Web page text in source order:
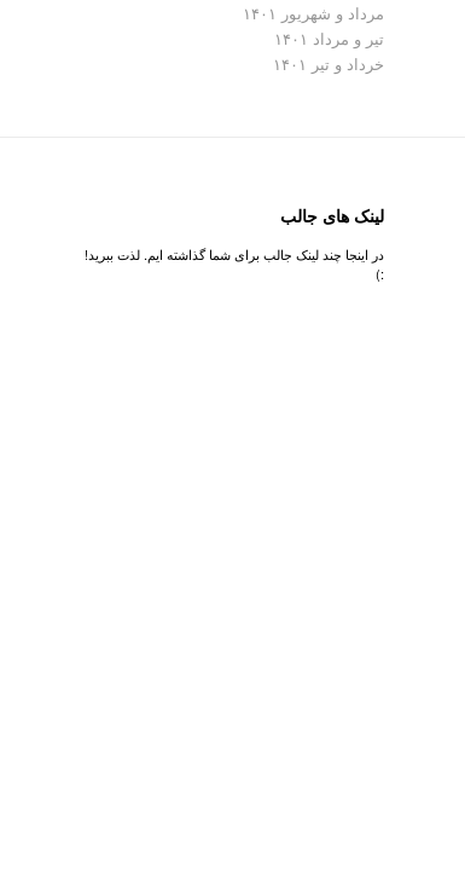
مرداد و شهریور ۱۴۰۱
تیر و مرداد ۱۴۰۱
خرداد و تیر ۱۴۰۱
لینک های جالب
در اینجا چند لینک جالب برای شما گذاشته ایم. لذت ببرید!
:)